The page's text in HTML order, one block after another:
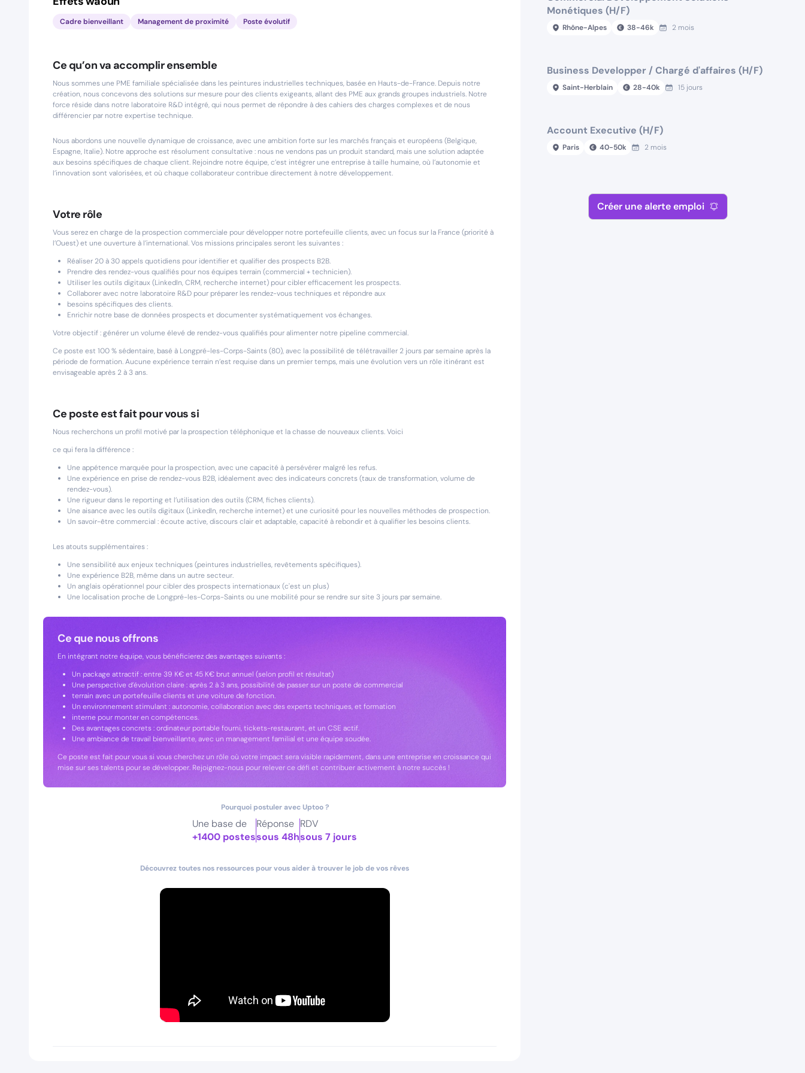
Cadre bienveillant Management de proximité Poste évolutif
Ce qu’on va accomplir ensemble
Nous sommes une PME familiale spécialisée dans les peintures industrielles techniques, basée en Hauts-de-France. Depuis notre
création, nous concevons des solutions sur mesure pour des clients exigeants, allant des PME aux grands groupes industriels. Notre
force réside dans notre laboratoire R&D intégré, qui nous permet de répondre à des cahiers des charges complexes et de nous
différencier par notre expertise technique.
Nous abordons une nouvelle dynamique de croissance, avec une ambition forte sur les marchés français et européens (Belgique,
Espagne, Italie). Notre approche est résolument consultative : nous ne vendons pas un produit standard, mais une solution adaptée
aux besoins spécifiques de chaque client. Rejoindre notre équipe, c’est intégrer une entreprise à taille humaine, où l’autonomie et
l’innovation sont valorisées, et où chaque collaborateur contribue directement à notre développement.
Votre rôle
Vous serez en charge de la prospection commerciale pour développer notre portefeuille clients, avec un focus sur la France (priorité à
l’Ouest) et une ouverture à l’international. Vos missions principales seront les suivantes :
Réaliser 20 à 30 appels quotidiens pour identifier et qualifier des prospects B2B.
Prendre des rendez-vous qualifiés pour nos équipes terrain (commercial + technicien).
Utiliser les outils digitaux (LinkedIn, CRM, recherche internet) pour cibler efficacement les prospects.
Collaborer avec notre laboratoire R&D pour préparer les rendez-vous techniques et répondre aux
besoins spécifiques des clients.
Enrichir notre base de données prospects et documenter systématiquement vos échanges.
Votre objectif : générer un volume élevé de rendez-vous qualifiés pour alimenter notre pipeline commercial.
Ce poste est 100 % sédentaire, basé à Longpré-les-Corps-Saints (80), avec la possibilité de télétravailler 2 jours par semaine après la
période de formation. Aucune expérience terrain n’est requise dans un premier temps, mais une évolution vers un rôle itinérant est
envisageable après 2 à 3 ans.
Ce poste est fait pour vous si
Nous recherchons un profil motivé par la prospection téléphonique et la chasse de nouveaux clients. Voici
ce qui fera la différence :
Une appétence marquée pour la prospection, avec une capacité à persévérer malgré les refus.
Une expérience en prise de rendez-vous B2B, idéalement avec des indicateurs concrets (taux de transformation, volume de
rendez-vous).
Une rigueur dans le reporting et l’utilisation des outils (CRM, fiches clients).
Une aisance avec les outils digitaux (LinkedIn, recherche internet) et une curiosité pour les nouvelles méthodes de prospection.
Un savoir-être commercial : écoute active, discours clair et adaptable, capacité à rebondir et à qualifier les besoins clients.
Les atouts supplémentaires :
Une sensibilité aux enjeux techniques (peintures industrielles, revêtements spécifiques).
Une expérience B2B, même dans un autre secteur.
Un anglais opérationnel pour cibler des prospects internationaux (c'est un plus)
Une localisation proche de Longpré-les-Corps-Saints ou une mobilité pour se rendre sur site 3 jours par semaine.
Ce que nous offrons
En intégrant notre équipe, vous bénéficierez des avantages suivants :
Un package attractif : entre 39 K€ et 45 K€ brut annuel (selon profil et résultat)
Une perspective d’évolution claire : après 2 à 3 ans, possibilité de passer sur un poste de commercial
terrain avec un portefeuille clients et une voiture de fonction.
Un environnement stimulant : autonomie, collaboration avec des experts techniques, et formation
interne pour monter en compétences.
Des avantages concrets : ordinateur portable fourni, tickets-restaurant, et un CSE actif.
Une ambiance de travail bienveillante, avec un management familial et une équipe soudée.
Ce poste est fait pour vous si vous cherchez un rôle où votre impact sera visible rapidement, dans une entreprise en croissance qui
mise sur ses talents pour se développer. Rejoignez-nous pour relever ce défi et contribuer activement à notre succès !
Pourquoi postuler avec Uptoo ?
Une base de
+1400 postes
Réponse
sous 48h
RDV
sous 7 jours
Découvrez toutes nos ressources pour vous aider à trouver le job de vos rêves
Monétiques (H/F)
Rhône-Alpes 38-46k 2 mois
Business Developper / Chargé d'affaires (H/F)
Saint-Herblain 28-40k 15 jours
Account Executive (H/F)
Paris 40-50k 2 mois
Créer une alerte emploi